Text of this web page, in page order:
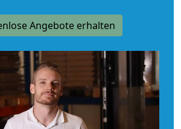
Angebote erhalten